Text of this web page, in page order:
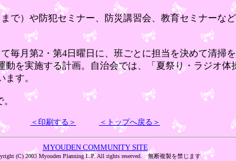
で）や防犯セミナー、防災講習会、教育セミナーな
毎月第2・第4日曜日に、班ごとに担当を決めて清掃
を実施する計画。自治会では、「夏祭り・ラジオ
す。
＜印刷する＞ ＜トップへ戻る＞
MYOUDEN COMMUNITY SITE
(C) 2003 Myouden Planning L.P. All rights reserved. 無断複製を禁じます